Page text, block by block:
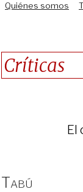
Quiénes somos
Críticas
El
Tabú